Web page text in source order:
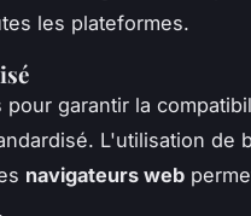
les plateformes.
garantir la
L'utilisation de
navigateurs web
.